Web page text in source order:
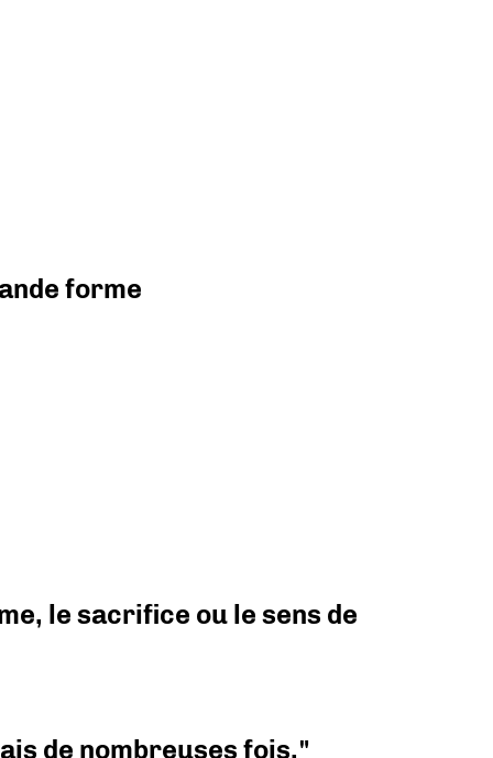
forme
le sacrifice ou le sens de
de nombreuses fois."